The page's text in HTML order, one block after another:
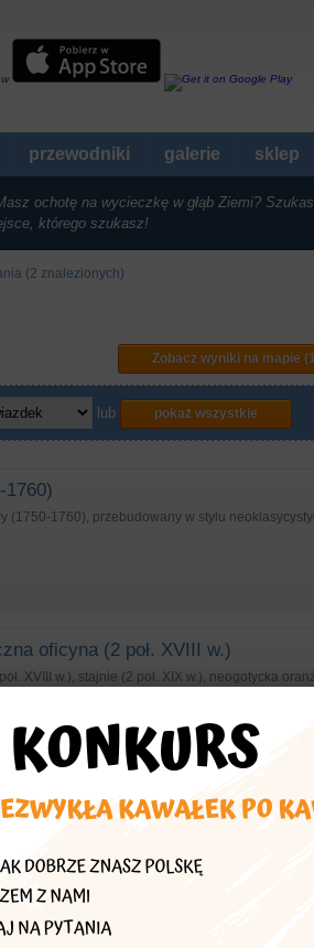
w
przewodniki galerie sklep
ochotę na wycieczkę w głąb Ziemi?
którego szukasz!
(2 znalezionych)
Zobacz wyniki na mapie
lub pokaż wszystkie
1760)
(1750-1760), przebudowany w stylu
oficyna (2 poł. XVIII w.)
XVIII w.), stajnie (2 poł. XIX w.), neogotycka